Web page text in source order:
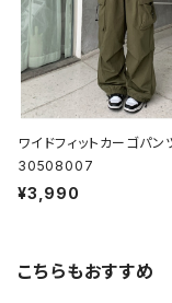
ワイドフィットカーゴパ
30508007
¥3,990
こちらもおすすめ